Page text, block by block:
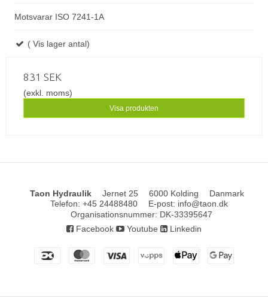
Motsvarar ISO 7241-1A
( Vis lager antal)
831 SEK
(exkl. moms)
Visa produkten
Taon Hydraulik Jernet 25 6000 Kolding
Danmark
Telefon: +45 24488480 E-post: info@taon.dk
Organisationsnummer: DK-33395647
Facebook
Youtube Linkedin